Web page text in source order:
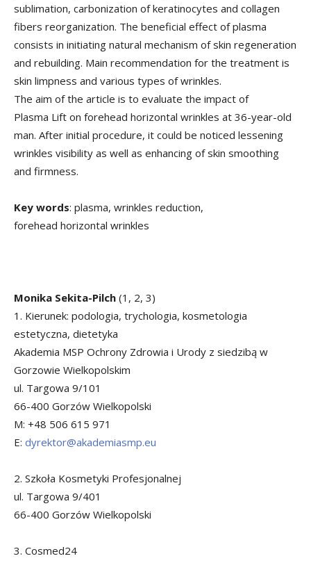
sublimation, carbonization of keratinocytes and collagen
fibers reorganization. The beneficial effect of plasma
consists in initiating natural mechanism of skin regeneration
and rebuilding. Main recommendation for the treatment is
skin limpness and various types of wrinkles.
The aim of the article is to evaluate the impact of
Plasma Lift on forehead horizontal wrinkles at 36-year-old
man. After initial procedure, it could be noticed lessening
wrinkles visibility as well as enhancing of skin smoothing
and firmness.
Key words: plasma, wrinkles reduction,
forehead horizontal wrinkles
Monika Sekita-Pilch (1, 2, 3)
1. Kierunek: podologia, trychologia, kosmetologia
estetyczna, dietetyka
Akademia MSP Ochrony Zdrowia i Urody z siedzibą w
Gorzowie Wielkopolskim
ul. Targowa 9/101
66-400 Gorzów Wielkopolski
M: +48 506 615 971
E: dyrektor@akademiasmp.eu
2. Szkoła Kosmetyki Profesjonalnej
ul. Targowa 9/401
66-400 Gorzów Wielkopolski
3. Cosmed24